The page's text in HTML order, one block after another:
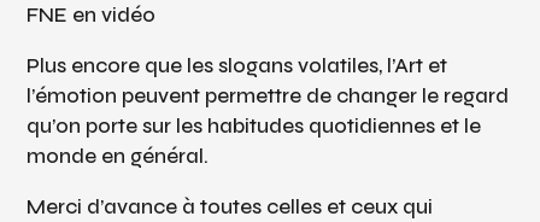
FNE en vidéo
Plus encore que les slogans volatiles, l’Art et
l’émotion peuvent permettre de changer le regard
qu’on porte sur les habitudes quotidiennes et le
monde en général.
Merci d’avance à toutes celles et ceux qui